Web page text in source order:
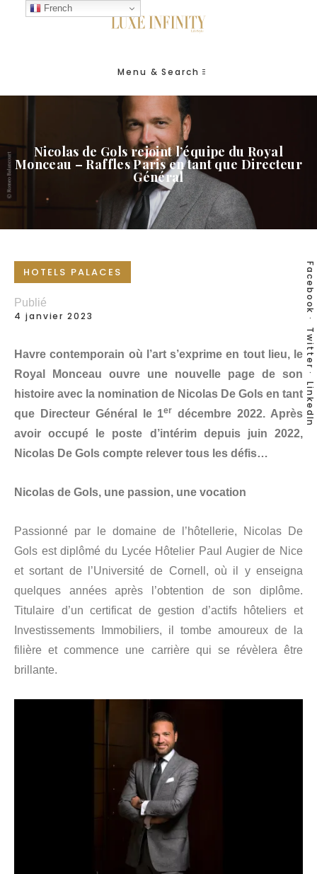
Menu & Search
Nicolas de Gols rejoint l’équipe du Royal
Monceau – Raffles Paris en tant que Directeur
Général
Facebook
Twitter
LinkedIn
HOTELS PALACES
Publié
4 janvier 2023
Havre contemporain où l’art s’exprime en tout lieu, le
Royal Monceau ouvre une nouvelle page de son
histoire avec la nomination de Nicolas De Gols en tant
que Directeur Général le 1er décembre 2022. Après
avoir occupé le poste d’intérim depuis juin 2022,
Nicolas De Gols compte relever tous les défis…
Nicolas de Gols, une passion, une vocation
Passionné par le domaine de l’hôtellerie, Nicolas De
Gols est diplômé du Lycée Hôtelier Paul Augier de Nice
et sortant de l’Université de Cornell, où il y enseigna
quelques années après l’obtention de son diplôme.
Titulaire d’un certificat de gestion d’actifs hôteliers et
Investissements Immobiliers, il tombe amoureux de la
filière et commence une carrière qui se révèlera être
brillante.
French